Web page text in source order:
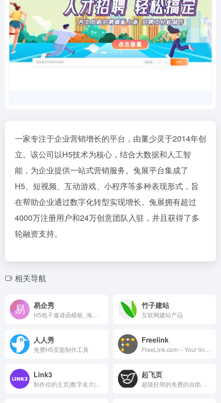
一家专注于企业营销增长的平台，由董少灵于2014年创
立。该公司以H5技术为核心，结合大数据和人工智
能，为企业提供一站式营销服务。兔展平台集成了
H5、短视频、互动游戏、小程序等多种表现形式，旨
在帮助企业通过数字化转型实现增长。兔展拥有超过
4000万注册用户和24万创意团队入驻，并且获得了多
轮融资支持。
相关导航
易企秀 竹子建站
互联网建站产品
人人秀
免费H5页面制作工具
Freelink
Link3 起飞页